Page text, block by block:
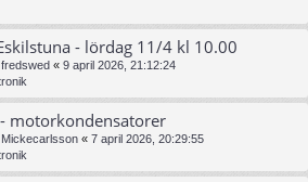
- lördag 11/4 kl 10.00
fredswed « 9 april 2026, 21:12:24
motorkondensatorer
Mickecarlsson « 7 april 2026, 20:29:55